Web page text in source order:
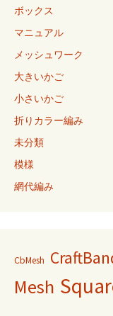
ボックス
マニュアル
メッシュワーク
大きいかご
小さいかご
折りカラー編み
未分類
模様
網代編み
CbMesh
Mesh